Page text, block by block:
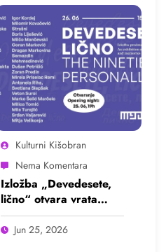
Kulturni Kišobran
Izložba „Devedesete,
lično“ otvara vrata
intimnim pričama jedne
burne decenije
Jun 25, 2026